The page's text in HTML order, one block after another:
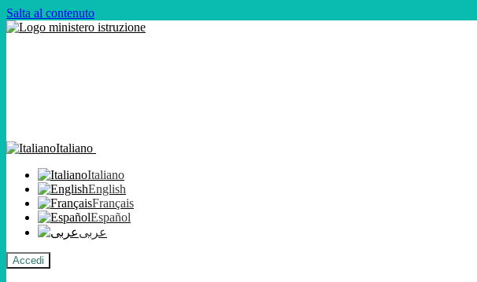
Salta al contenuto
Italiano
Italiano
English
Français
Español
عربى
Accedi